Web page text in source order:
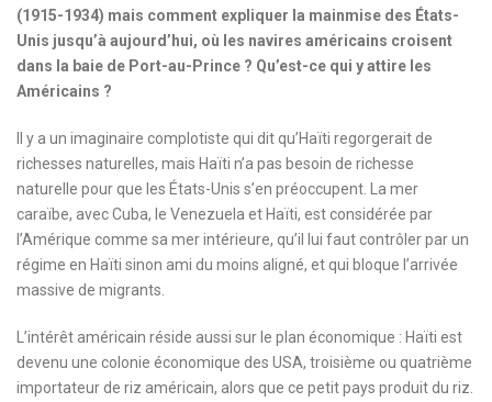
(1915-1934) mais comment expliquer la mainmise des États-
Unis jusqu’à aujourd’hui, où les navires américains croisent
dans la baie de Port-au-Prince ? Qu’est-ce qui y attire les
Américains ?
Il y a un imaginaire complotiste qui dit qu’Haïti regorgerait de
richesses naturelles, mais Haïti n’a pas besoin de richesse
naturelle pour que les États-Unis s’en préoccupent. La mer
caraïbe, avec Cuba, le Venezuela et Haïti, est considérée par
l’Amérique comme sa mer intérieure, qu’il lui faut contrôler par un
régime en Haïti sinon ami du moins aligné, et qui bloque l’arrivée
massive de migrants.
L’intérêt américain réside aussi sur le plan économique : Haïti est
devenu une colonie économique des USA, troisième ou quatrième
importateur de riz américain, alors que ce petit pays produit du riz.